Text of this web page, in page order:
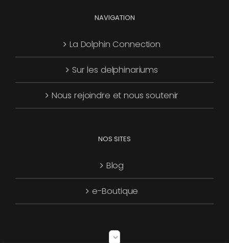
NAVIGATION
La Dolphin Connection
Sur les delphinariums
Nous rejoindre et nous soutenir
NOS SITES
Blog
e-Boutique
Choisir